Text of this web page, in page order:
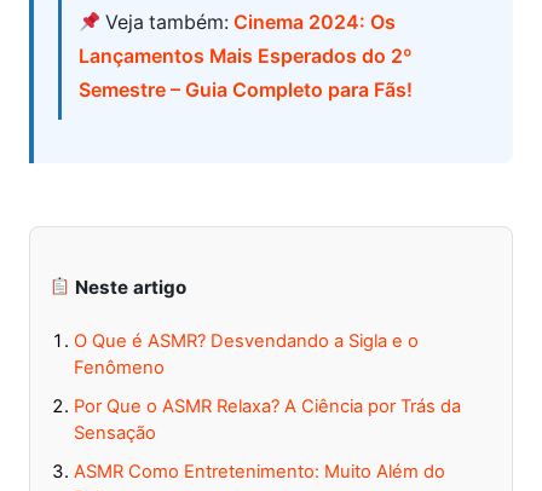
Veja também:Cinema 2024: Os
Lançamentos Mais Esperados do 2º
Semestre – Guia Completo para Fãs!
Neste artigo
O Que é ASMR? Desvendando a Sigla e o
Fenômeno
Por Que o ASMR Relaxa? A Ciência por Trás da
Sensação
ASMR Como Entretenimento: Muito Além do